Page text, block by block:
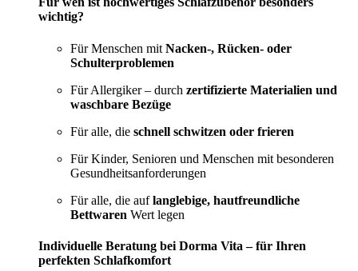
wichtig?
Für Menschen mit Nacken-, Rücken- oder
Schulterproblemen
Für Allergiker – durch zertifizierte Materialien und
waschbare Bezüge
Für alle, die schnell schwitzen oder frieren
Für Kinder, Senioren und Menschen mit besonderen
Gesundheitsanforderungen
Für alle, die auflanglebige, hautfreundliche
Bettwaren Wert legen
Individuelle Beratung bei Dorma Vita – für Ihren
perfekten Schlafkomfort